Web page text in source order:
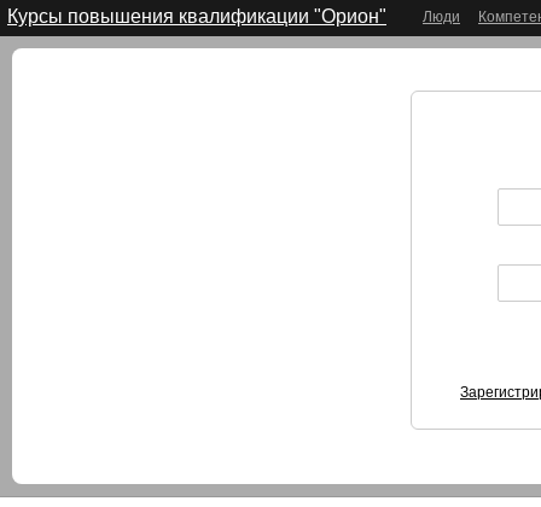
Курсы повышения квалификации "Орион" Люди